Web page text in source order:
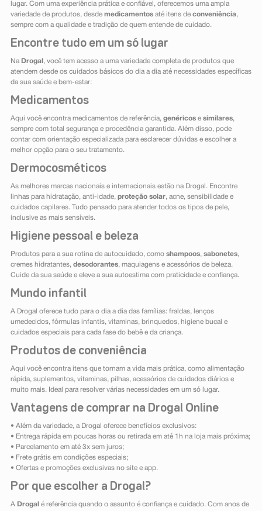
lugar. Com uma experiência prática e confiável, oferecemos uma ampla
variedade de produtos, desde medicamentosaté itens de conveniência,
sempre com a qualidade e tradição de quem entende de cuidado.
Encontre tudo em um só lugar
Na Drogal , você tem acesso a uma variedade completa de produtos que
atendem desde os cuidados básicos do dia a dia até necessidades específicas
da sua saúde e bem-estar:
Medicamentos
Aqui você encontra medicamentos de referência, genéricose similares,
sempre com total segurança e procedência garantida. Além disso, pode
contar com orientação especializada para esclarecer dúvidas e escolher a
melhor opção para o seu tratamento.
Dermocosméticos
As melhores marcas nacionais e internacionais estão na Drogal. Encontre
linhas para hidratação, anti-idade, proteção solar, acne, sensibilidade e
cuidados capilares. Tudo pensado para atender todos os tipos de pele,
inclusive as mais sensíveis.
Higiene pessoal e beleza
Produtos para a sua rotina de autocuidado, como shampoos, sabonetes,
cremes hidratantes, desodorantes, maquiagens e acessórios de beleza.
Cuide da sua saúde e eleve a sua autoestima com praticidade e confiança.
Mundo infantil
A Drogal oferece tudo para o dia a dia das famílias: fraldas, lenços
umedecidos, fórmulas infantis, vitaminas, brinquedos, higiene bucal e
cuidados especiais para cada fase do bebê e da criança.
Produtos de conveniência
Aqui você encontra itens que tornam a vida mais prática, como alimentação
rápida, suplementos, vitaminas, pilhas, acessórios de cuidados diários e
muito mais. Ideal para resolver várias necessidades em um só lugar.
Vantagens de comprar na Drogal Online
• Além da variedade, a Drogal oferece benefícios exclusivos:
• Entrega rápida em poucas horas ou retirada em até 1h na loja mais próxima;
• Parcelamento em até 3x sem juros;
• Frete grátis em condições especiais;
• Ofertas e promoções exclusivas no site e app.
Por que escolher a Drogal?
A Drogal é referência quando o assunto é confiança e cuidado. Com anos de